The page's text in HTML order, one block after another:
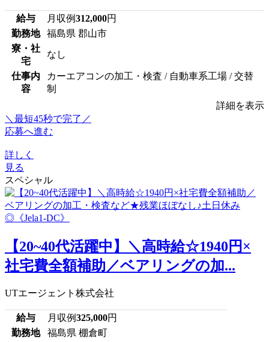
給与 月収例312,000円
勤務地
福島県 郡山市
寮・社
宅
なし
仕事内
容
カーエアコンの加工・検査 / 自動車系工場 / 交替
制
詳細を表示
＼最短45秒で完了／
応募へ進む
詳しく
見る
スペシャル
【20~40代活躍中】＼高時給☆1940円×
社宅費全額補助／ベアリングの加...
UTエージェント株式会社
給与 月収例325,000円
勤務地
福島県 棚倉町